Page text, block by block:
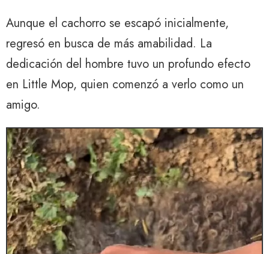
Aunque el cachorro se escapó inicialmente,
regresó en busca de más amabilidad. La
dedicación del hombre tuvo un profundo efecto
en Little Mop, quien comenzó a verlo como un
amigo.